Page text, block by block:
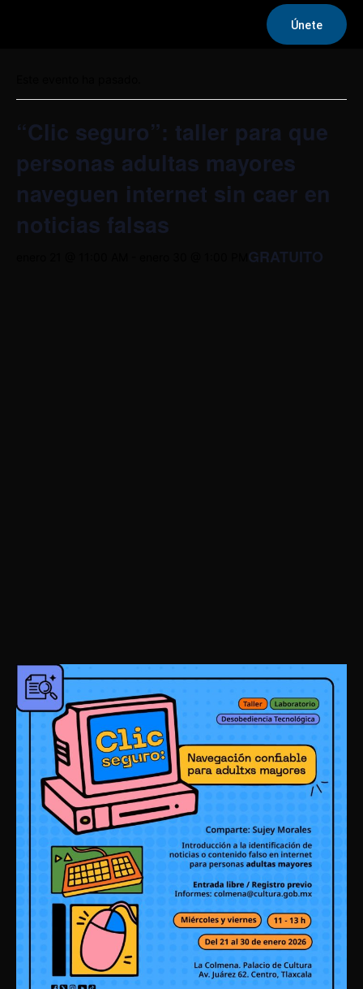
Únete
“Clic seguro”: taller para que
personas adultas mayores
naveguen internet sin caer en
noticias falsas
GRATUITO